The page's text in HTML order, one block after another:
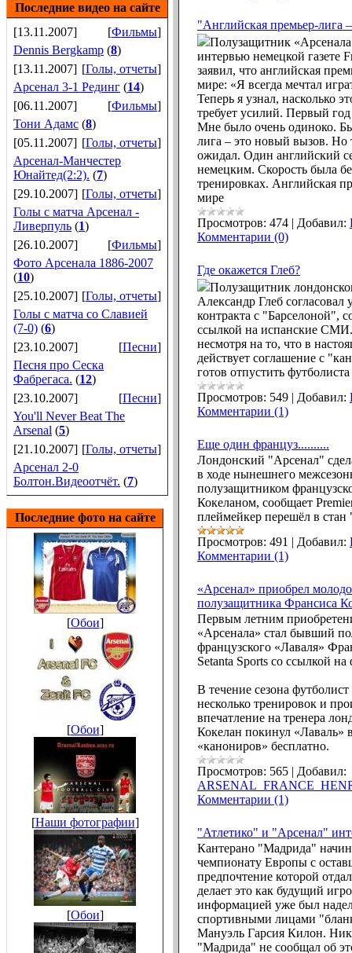
Последние видео на сайте
[13.11.2007]
[Фильмы]
Dennis Bergkamp (8)
[13.11.2007] [Голы, отчеты]
Арсенал 3-1 Рединг (14)
[06.11.2007]
[Фильмы]
Тони Адамс (8)
[05.11.2007] [Голы, отчеты]
Арсенал-Манчестер
Юнайтед(2:2). (7)
[29.10.2007] [Голы, отчеты]
Голы с матча Арсенал -
Ливерпуль (1)
[26.10.2007]
[Фильмы]
Фото Арсенала 1886-2007
(10)
[25.10.2007] [Голы, отчеты]
Голы с матча со Славией
(7-0) (6)
[23.10.2007]
[Песни]
Песня про Сеска
Фабрегаса. (12)
[23.10.2007]
[Песни]
You'll Never Beat The
Arsenal (5)
[21.10.2007] [Голы, отчеты]
Арсенал 2-0
Болтон.Видеоотчёт. (7)
Последние фото на сайте
[Обои]
[Обои]
[Наши фотографии]
[Обои]
"Английская премьер-лига
Полузащитник
интервью немецкой газете
заявил, что английская
мире: «Я всегда мечтал
Теперь я узнал, насколько
требует усилий. Первый
Мне было очень одиноко.
лига – это новый вызов. Но
ожидал. Один английский
немецким. Скорость была
тренировках. Английская
мире
Просмотров: 474 | Добавил:
Комментарии (0)
Где окажется Глеб?
Полузащитник
Александр Глеб согласовал
контракта с "Барселоной",
ссылкой на испанские
несмотря на то, что в
действует соглашение с
готов отпустить
Просмотров: 549 | Добавил:
Комментарии (1)
Еще один француз..........
Лондонский "Арсенал"
в ходе нынешнего
полузащитником
Кокеланом, сообщает
плеймейкер перешёл в
Просмотров: 491 | Добавил:
Комментарии (1)
«Арсенал» приобрел
полузащитника Франсиса
Первым летним
«Арсенала» стал бывший
французского «Лаваля»
Setanta Sports со ссылкой
В течение сезона
несколько тренировок и
впечатление на тренера
Кокелан покинул «Лаваль»
«канониров» бесплатно.
Просмотров: 565 | Добавил:
Комментарии (1)
"Атлетико" и "Арсенал"
Кантерано "Мадрида"
чемпионату Европы с
предпочтение которой
делает это как будущий
информацией уже был
спортивными лицами
Мануэль Гарсия Килон.
"Мадрида" не сообщал об